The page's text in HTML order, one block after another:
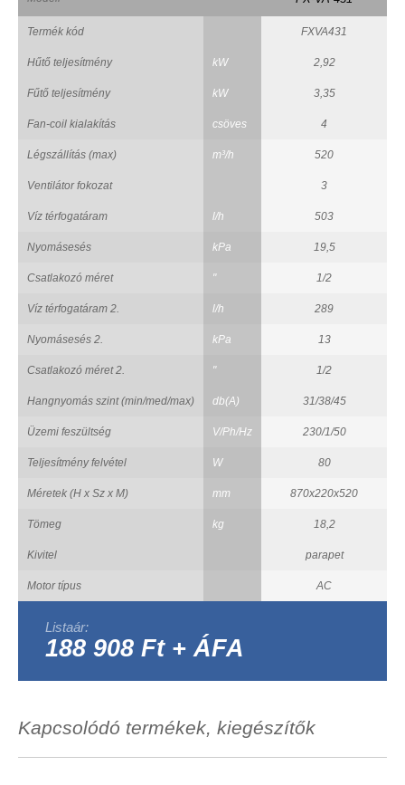
Termék kód FXVA431
Hűtő teljesítmény kW 2,92
Fűtő teljesítmény kW 3,35
Fan-coil kialakítás csöves 4
Légszállítás (max) m³/h 520
Ventilátor fokozat 3
Víz térfogatáram l/h 503
Nyomásesés kPa 19,5
Csatlakozó méret " 1/2
Víz térfogatáram 2. l/h 289
Nyomásesés 2. kPa 13
Csatlakozó méret 2. " 1/2
Hangnyomás szint (min/med/max) db(A) 31/38/45
Üzemi feszültség V/Ph/Hz 230/1/50
Teljesítmény felvétel W 80
Méretek (H x Sz x M) mm 870x220x520
Tömeg kg 18,2
Kivitel parapet
Motor típus AC
Listaár:
188 908 Ft + ÁFA
Kapcsolódó termékek, kiegészítők